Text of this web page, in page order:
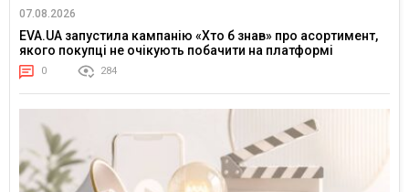
07.08.2026
EVA.UA запустила кампанію «Хто б знав» про асортимент,
якого покупці не очікують побачити на платформі
0 284